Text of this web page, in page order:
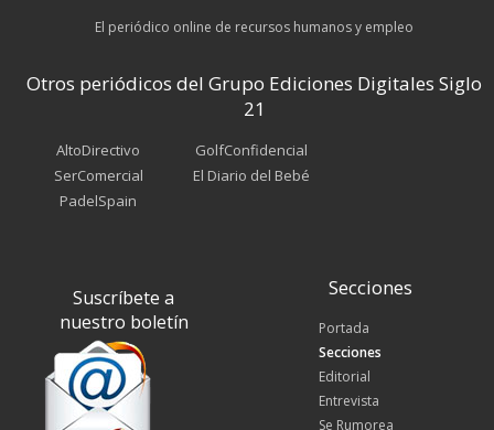
El periódico online de recursos humanos y empleo
Otros periódicos del Grupo Ediciones Digitales Siglo
21
AltoDirectivo
SerComercial
PadelSpain
GolfConfidencial
El Diario del Bebé
Suscríbete a
nuestro boletín
Secciones
Portada
Secciones
Editorial
Entrevista
Se Rumorea